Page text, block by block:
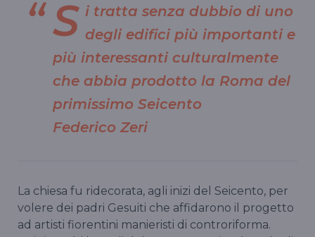
S i tratta senza dubbio di uno
degli edifici più importanti e
più interessanti culturalmente
che abbia prodotto la Roma del
primissimo Seicento
Federico Zeri
La chiesa fu ridecorata, agli inizi del Seicento, per
volere dei padri Gesuiti che affidarono il progetto
ad artisti fiorentini manieristi di controriforma.